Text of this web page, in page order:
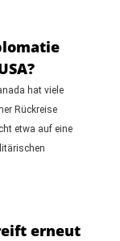
hat viele
Rückreise
etwa auf eine
erneut